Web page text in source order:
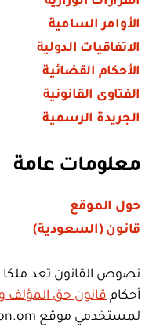
الأوامر السامية
الاتفاقيات الدولية
الأحكام القضائية
الفتاوى القانونية
الجريدة الرسمية
معلومات عامة
حول الموقع
قانون (السعودية)
نصوص القانون تعد
أحكام قانون حق المؤلف